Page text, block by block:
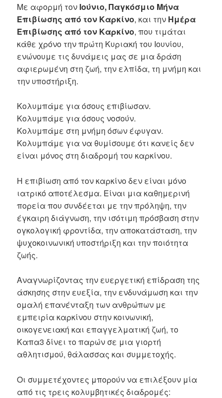
Με αφορμή τον Ιούνιο, Παγκόσμιο Μήνα
Επιβίωσης από τον Καρκίνο, και την Ημέρα
Επιβίωσης από τον Καρκίνο, που τιμάται
κάθε χρόνο την πρώτη Κυριακή του Ιουνίου,
ενώνουμε τις δυνάμεις μας σε μια δράση
αφιερωμένη στη ζωή, την ελπίδα, τη μνήμη και
την υποστήριξη.
Κολυμπάμε για όσους επιβίωσαν.
Κολυμπάμε για όσους νοσούν.
Κολυμπάμε στη μνήμη όσων έφυγαν.
Κολυμπάμε για να θυμίσουμε ότι κανείς δεν
είναι μόνος στη διαδρομή του καρκίνου.
Η επιβίωση από τον καρκίνο δεν είναι μόνο
ιατρικό αποτέλεσμα. Είναι μια καθημερινή
πορεία που συνδέεται με την πρόληψη, την
έγκαιρη διάγνωση, την ισότιμη πρόσβαση στην
ογκολογική φροντίδα, την αποκατάσταση, την
ψυχοκοινωνική υποστήριξη και την ποιότητα
ζωής.
Αναγνωρίζοντας την ευεργετική επίδραση της
άσκησης στην ευεξία, την ενδυνάμωση και την
ομαλή επανένταξη των ανθρώπων με
εμπειρία καρκίνου στην κοινωνική,
οικογενειακή και επαγγελματική ζωή, το
Καπα3 δίνει το παρών σε μια γιορτή
αθλητισμού, θάλασσας και συμμετοχής.
Οι συμμετέχοντες μπορούν να επιλέξουν μία
από τις τρεις κολυμβητικές διαδρομές: